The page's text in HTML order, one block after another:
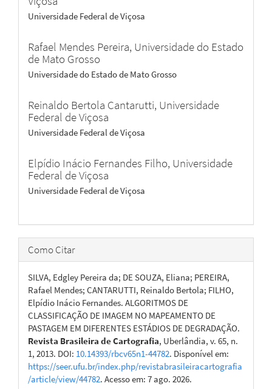
Universidade Federal de Viçosa
Rafael Mendes Pereira, Universidade do Estado
de Mato Grosso
Universidade do Estado de Mato Grosso
Reinaldo Bertola Cantarutti, Universidade
Federal de Viçosa
Universidade Federal de Viçosa
Elpídio Inácio Fernandes Filho, Universidade
Federal de Viçosa
Universidade Federal de Viçosa
Como Citar
SILVA, Edgley Pereira da; DE SOUZA, Eliana; PEREIRA,
Rafael Mendes; CANTARUTTI, Reinaldo Bertola; FILHO,
Elpídio Inácio Fernandes. ALGORITMOS DE
CLASSIFICAÇÃO DE IMAGEM NO MAPEAMENTO DE
PASTAGEM EM DIFERENTES ESTÁDIOS DE DEGRADAÇÃO.
Revista Brasileira de Cartografia, Uberlândia, v. 65, n.
1, 2013. DOI: 10.14393/rbcv65n1-44782. Disponível em:
https://seer.ufu.br/index.php/revistabrasileiracartografia
/article/view/44782. Acesso em: 7 ago. 2026.